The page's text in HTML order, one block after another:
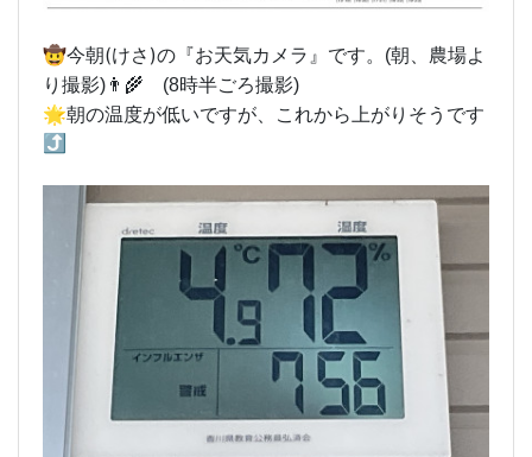
🤠今朝(けさ)の『お天気カメラ』です。(朝、農場よ
り撮影)👨‍🌾 (8時半ごろ撮影)
🌟朝の温度が低いですが、これから上がりそうです
⤴️